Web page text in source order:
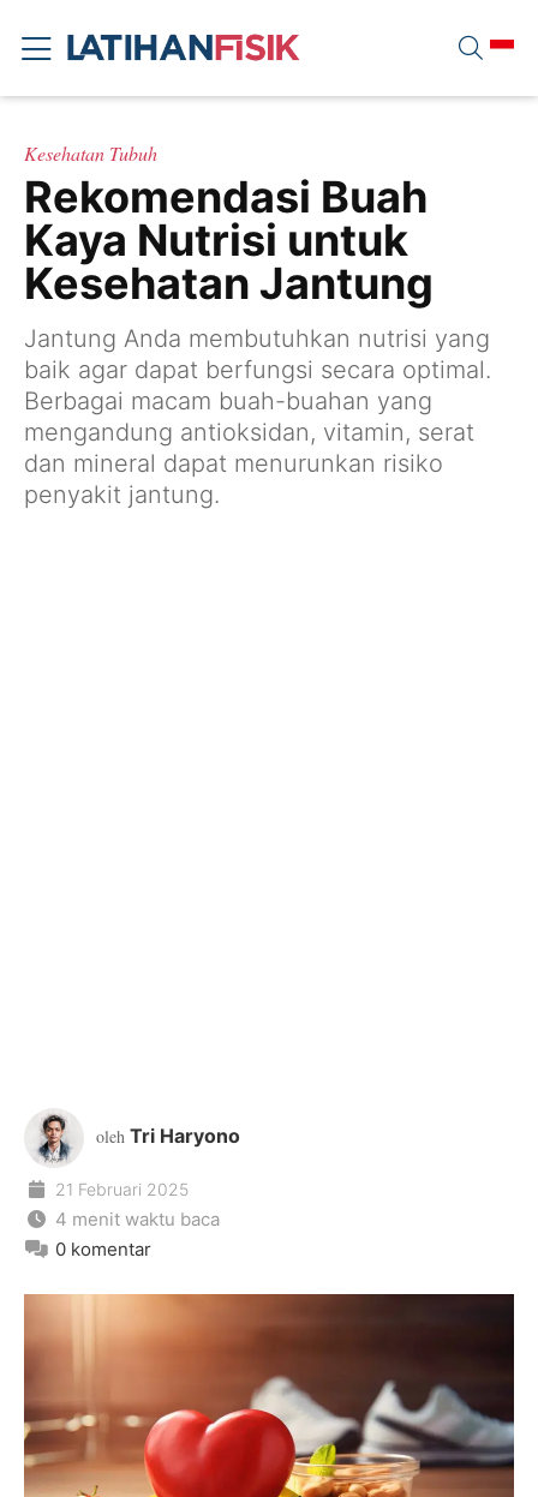
Kesehatan Tubuh
Rekomendasi Buah
Kaya Nutrisi untuk
Kesehatan Jantung
Jantung Anda membutuhkan nutrisi yang
baik agar dapat berfungsi secara optimal.
Berbagai macam buah-buahan yang
mengandung antioksidan, vitamin, serat
dan mineral dapat menurunkan risiko
penyakit jantung.
oleh Tri Haryono
21 Februari 2025
4 menit waktu baca
0 komentar